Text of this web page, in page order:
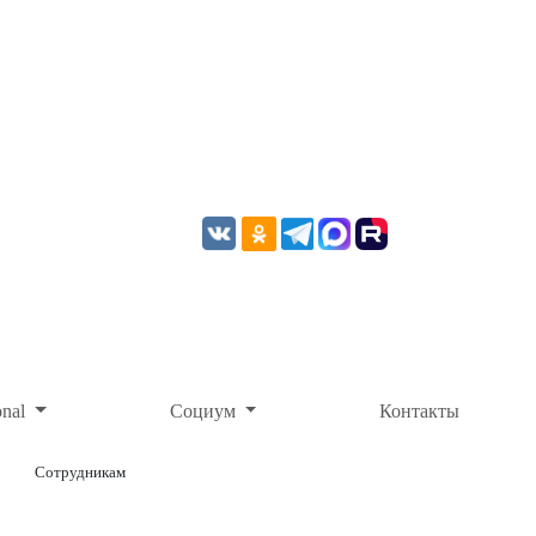
Социум Контакты
Сотрудникам